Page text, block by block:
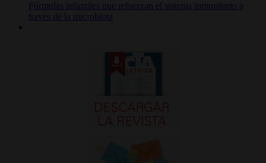
Fórmulas infantiles que refuerzan el sistema inmunitario a
través de la microbiota